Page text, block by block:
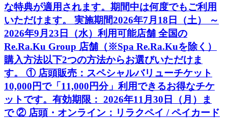
な特典が適用されます。期間中は何度でもご利用
いただけます。 実施期間2026年7月18日（土） ～
2026年9月23日（水）利用可能店舗 全国の
Re.Ra.Ku Group 店舗（※Spa Re.Ra.Kuを除く）
購入方法以下2つの方法からお選びいただけま
す。 ① 店頭販売：スペシャルバリューチケット
10,000円で「11,000円分」利用できるお得なチケ
ットです。有効期限： 2026年11月30日（月）ま
で ② 店頭・オンライン：リラクペイ / ペイカード